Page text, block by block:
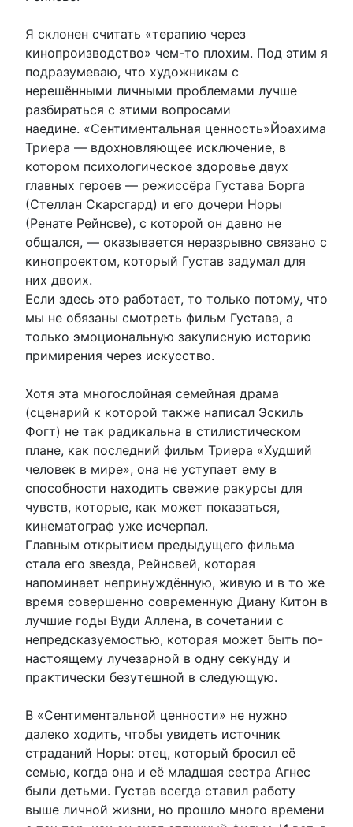
Я склонен считать «терапию через
кинопроизводство» чем-то плохим. Под этим я
подразумеваю, что художникам с
нерешёнными личными проблемами лучше
разбираться с этими вопросами
наедине. «Сентиментальная ценность»Йоахима
Триера — вдохновляющее исключение, в
котором психологическое здоровье двух
главных героев — режиссёра Густава Борга
(Стеллан Скарсгард) и его дочери Норы
(Ренате Рейнсве), с которой он давно не
общался, — оказывается неразрывно связано с
кинопроектом, который Густав задумал для
них двоих.
Если здесь это работает, то только потому, что
мы не обязаны смотреть фильм Густава, а
только эмоциональную закулисную историю
примирения через искусство.
Хотя эта многослойная семейная драма
(сценарий к которой также написал Эскиль
Фогт) не так радикальна в стилистическом
плане, как последний фильм Триера «Худший
человек в мире», она не уступает ему в
способности находить свежие ракурсы для
чувств, которые, как может показаться,
кинематограф уже исчерпал.
Главным открытием предыдущего фильма
стала его звезда, Рейнсвей, которая
напоминает непринуждённую, живую и в то же
время совершенно современную Диану Китон в
лучшие годы Вуди Аллена, в сочетании с
непредсказуемостью, которая может быть по-
настоящему лучезарной в одну секунду и
практически безутешной в следующую.
В «Сентиментальной ценности» не нужно
далеко ходить, чтобы увидеть источник
страданий Норы: отец, который бросил её
семью, когда она и её младшая сестра Агнес
были детьми. Густав всегда ставил работу
выше личной жизни, но прошло много времени